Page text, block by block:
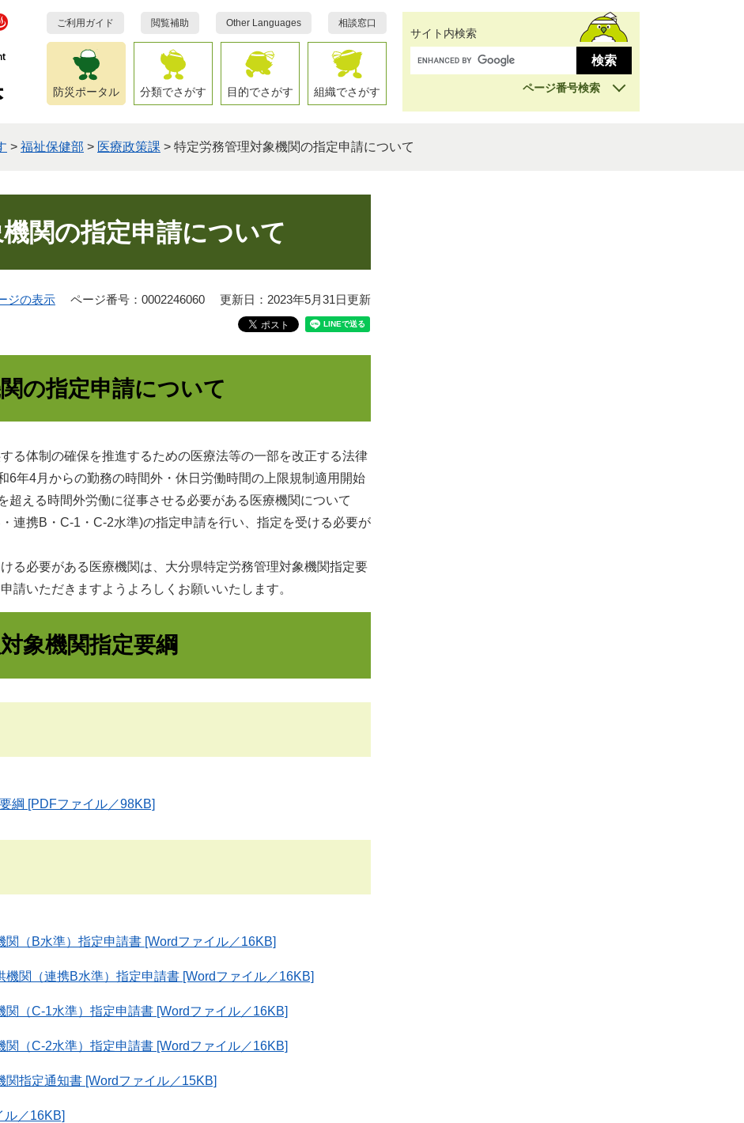
ご利用ガイド 閲覧補助 Other Languages 相談窓口
防災ポータル 分類でさがす 目的でさがす 組織でさがす
サイト内検索
ページ番号検索
> 福祉保健部 > 医療政策課 > 特定労務管理対象機関の指定申請について
関の指定申請について
ジの表示 ページ番号：0002246060 更新日：2023年5月31日更新
の指定申請について
る体制の確保を推進するための医療法等の一部を改正する法律
6年4月からの勤務の時間外・休日労働時間の上限規制適用開始
超える時間外労働に従事させる必要がある医療機関について
連携B・C-1・C-2水準)の指定申請を行い、指定を受ける必要が
る必要がある医療機関は、大分県特定労務管理対象機関指定要
請いただきますようよろしくお願いいたします。
象機関指定要綱
綱 [PDFファイル／98KB]
関（B水準）指定申請書 [Wordファイル／16KB]
機関（連携B水準）指定申請書 [Wordファイル／16KB]
関（C-1水準）指定申請書 [Wordファイル／16KB]
関（C-2水準）指定申請書 [Wordファイル／16KB]
関指定通知書 [Wordファイル／15KB]
ル／16KB]